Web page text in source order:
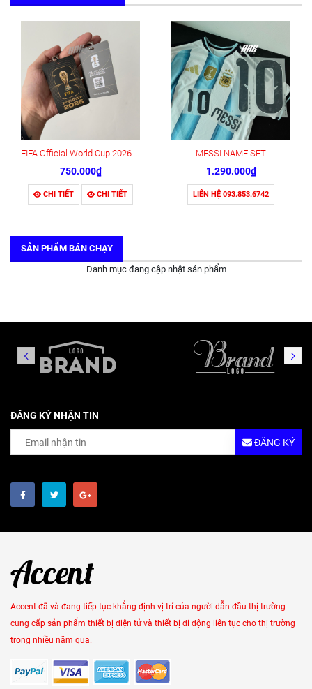
FIFA Official World Cup 2026 Fan ID Pass Card
750.000₫
CHI TIẾT CHI TIẾT
MESSI NAME SET
1.290.000₫
LIÊN HỆ 093.853.6742
SẢN PHẨM BÁN CHẠY
Danh mục đang cập nhật sản phẩm
ĐĂNG KÝ NHẬN TIN
ĐĂNG KÝ
Accent đã và đang tiếp tục khẳng định vị trí của người dẫn đầu thị trường
cung cấp sản phẩm thiết bị điện tử và thiết bị di động liên tục cho thị trường
trong nhiều năm qua.